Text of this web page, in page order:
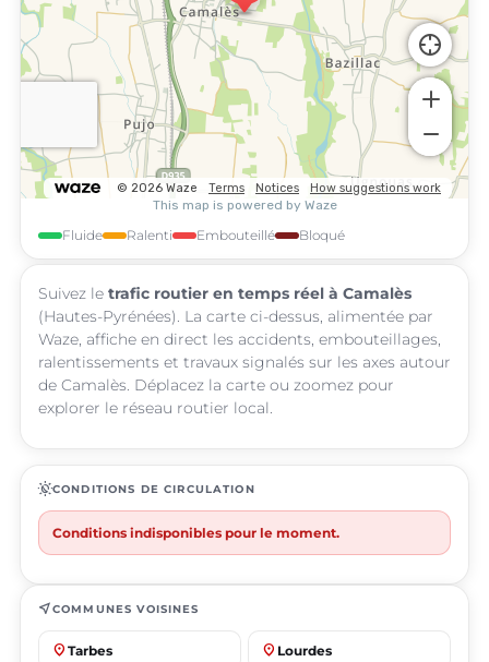
Fluide Ralenti Embouteillé Bloqué
Suivez le trafic routier en temps réel à Camalès
(Hautes-Pyrénées). La carte ci-dessus, alimentée par
Waze, affiche en direct les accidents, embouteillages,
ralentissements et travaux signalés sur les axes autour
de Camalès. Déplacez la carte ou zoomez pour
explorer le réseau routier local.
routineCONDITIONS DE CIRCULATION
Conditions indisponibles pour le moment.
near_meCOMMUNES VOISINES
place Tarbes place Lourdes